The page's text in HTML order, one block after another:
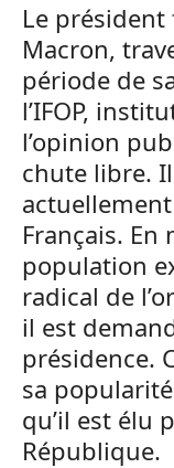
Le président
Macron,
période de
l’IFOP,
l’opinion
chute libre.
Français. En
population
radical de
il est
présidence.
sa
qu’il est élu
République.